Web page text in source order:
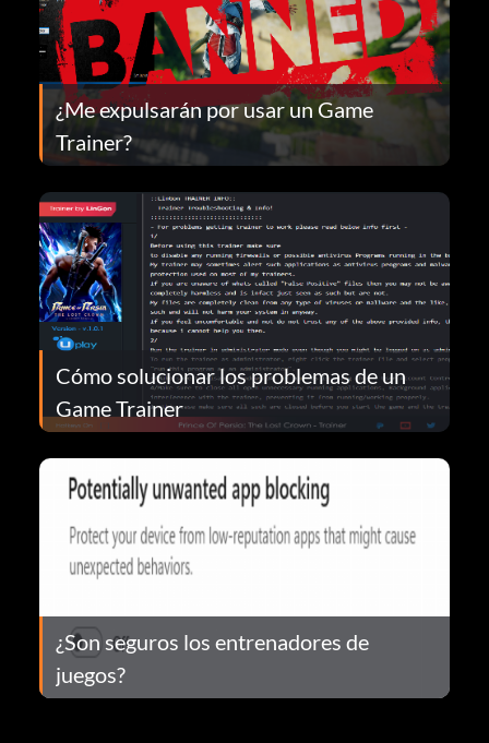
¿Me expulsarán por usar un Game
Trainer?
Cómo solucionar los problemas de un
Game Trainer
¿Son seguros los entrenadores de
juegos?